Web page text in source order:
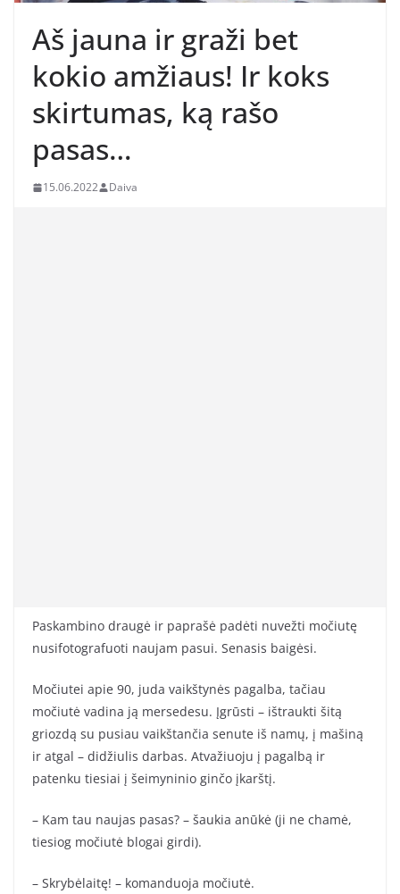
Aš jauna ir graži bet
kokio amžiaus! Ir koks
skirtumas, ką rašo
pasas…
15.06.2022 Daiva
Paskambino draugė ir paprašė padėti nuvežti močiutę
nusifotografuoti naujam pasui. Senasis baigėsi.
Močiutei apie 90, juda vaikštynės pagalba, tačiau
močiutė vadina ją mersedesu. Įgrūsti – ištraukti šitą
griozdą su pusiau vaikštančia senute iš namų, į mašiną
ir atgal – didžiulis darbas. Atvažiuoju į pagalbą ir
patenku tiesiai į šeimyninio ginčo įkarštį.
– Kam tau naujas pasas? – šaukia anūkė (ji ne chamė,
tiesiog močiutė blogai girdi).
– Skrybėlaitę! – komanduoja močiutė.